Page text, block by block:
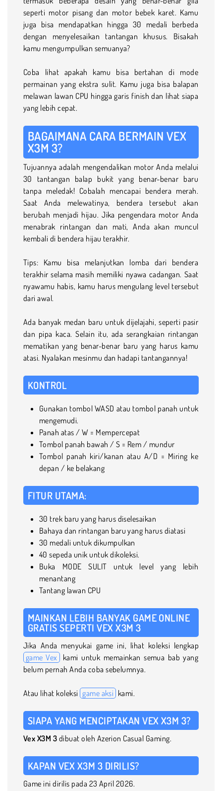
seperti motor pisang dan motor bebek karet. Kamu
juga bisa mendapatkan hingga 30 medali berbeda
dengan menyelesaikan tantangan khusus. Bisakah
kamu mengumpulkan semuanya?
Coba lihat apakah kamu bisa bertahan di mode
permainan yang ekstra sulit. Kamu juga bisa balapan
melawan lawan CPU hingga garis finish dan lihat siapa
yang lebih cepat.
BAGAIMANA CARA BERMAIN VEX
X3M 3?
Tujuannya adalah mengendalikan motor Anda melalui
30 tantangan balap bukit yang benar-benar baru
tanpa meledak! Cobalah mencapai bendera merah.
Saat Anda melewatinya, bendera tersebut akan
berubah menjadi hijau. Jika pengendara motor Anda
menabrak rintangan dan mati, Anda akan muncul
kembali di bendera hijau terakhir.
Tips: Kamu bisa melanjutkan lomba dari bendera
terakhir selama masih memiliki nyawa cadangan. Saat
nyawamu habis, kamu harus mengulang level tersebut
dari awal.
Ada banyak medan baru untuk dijelajahi, seperti pasir
dan pipa kaca. Selain itu, ada serangkaian rintangan
mematikan yang benar-benar baru yang harus kamu
atasi. Nyalakan mesinmu dan hadapi tantangannya!
KONTROL
Gunakan tombol WASD atau tombol panah untuk
mengemudi.
Panah atas / W = Mempercepat
Tombol panah bawah / S = Rem / mundur
Tombol panah kiri/kanan atau A/D = Miring ke
depan / ke belakang
FITUR UTAMA:
30 trek baru yang harus diselesaikan
Bahaya dan rintangan baru yang harus diatasi
30 medali untuk dikumpulkan
40 sepeda unik untuk dikoleksi.
Buka MODE SULIT untuk level yang lebih
menantang
Tantang lawan CPU
MAINKAN LEBIH BANYAK GAME ONLINE
GRATIS SEPERTI VEX X3M 3
Jika Anda menyukai game ini, lihat koleksi lengkap
game Vex kami untuk memainkan semua bab yang
belum pernah Anda coba sebelumnya.
Atau lihat koleksi game aksi kami.
SIAPA YANG MENCIPTAKAN VEX X3M 3?
Vex X3M 3 dibuat oleh Azerion Casual Gaming.
KAPAN VEX X3M 3 DIRILIS?
Game ini dirilis pada 23 April 2026.